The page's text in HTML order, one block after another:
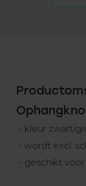
- kleur zwart/
- wordt excl.
- geschikt